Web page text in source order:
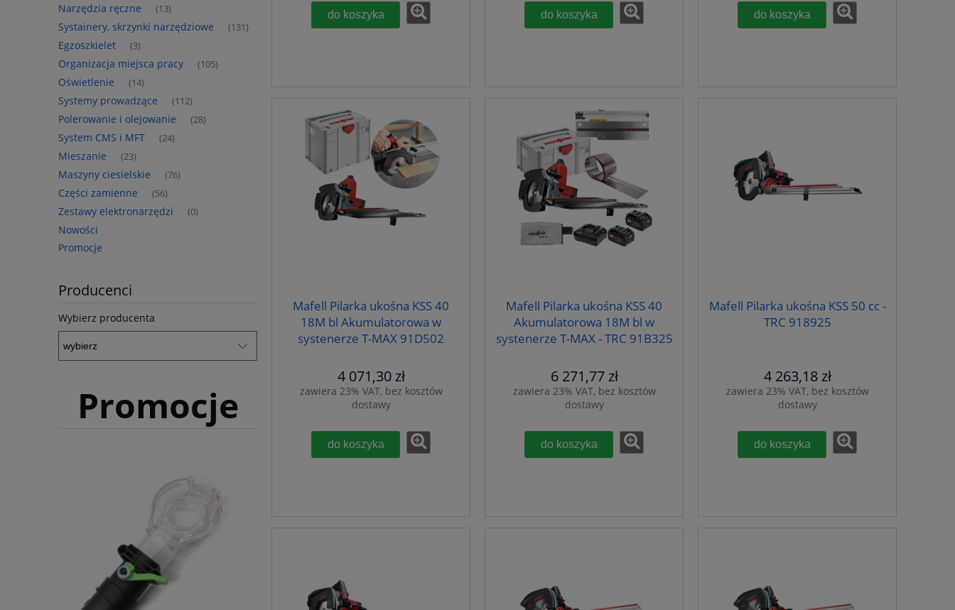
Narzędzia ręczne (13)
Systainery, skrzynki narzędziowe (131)
Egzoszkielet (3)
Organizacja miejsca pracy (105)
Oświetlenie (14)
Systemy prowadzące (112)
Polerowanie i olejowanie (28)
System CMS i MFT (24)
Mieszanie (23)
Maszyny ciesielskie (76)
Części zamienne (56)
Zestawy elektronarzędzi (0)
Nowości
Promocje
Producenci
Wybierz producenta
Promocje
do koszyka do koszyka do koszyka
Mafell Pilarka ukośna KSS 40
18M bl Akumulatorowa w
systenerze T-MAX 91D502
4 071,30 zł
zawiera 23% VAT, bez kosztów
dostawy
do koszyka
Mafell Pilarka ukośna KSS 40
Akumulatorowa 18M bl w
systenerze T-MAX - TRC 91B325
6 271,77 zł
zawiera 23% VAT, bez kosztów
dostawy
do koszyka
Mafell Pilarka ukośna KSS 50 cc -
TRC 918925
4 263,18 zł
zawiera 23% VAT, bez kosztów
dostawy
do koszyka